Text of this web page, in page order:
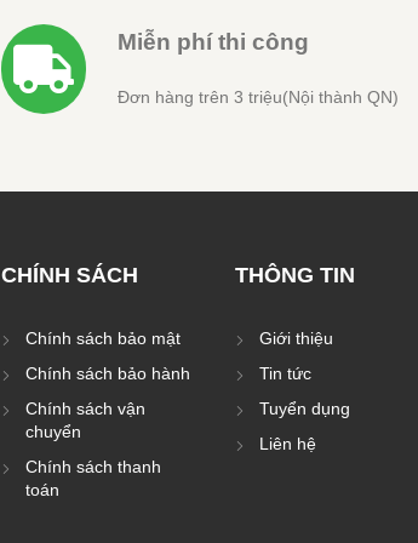
Miễn phí thi công
Đơn hàng trên 3 triệu(Nội thành QN)
CHÍNH SÁCH
Chính sách bảo mật
Chính sách bảo hành
Chính sách vận
chuyển
Chính sách thanh
toán
THÔNG TIN
Giới thiệu
Tin tức
Tuyển dụng
Liên hệ